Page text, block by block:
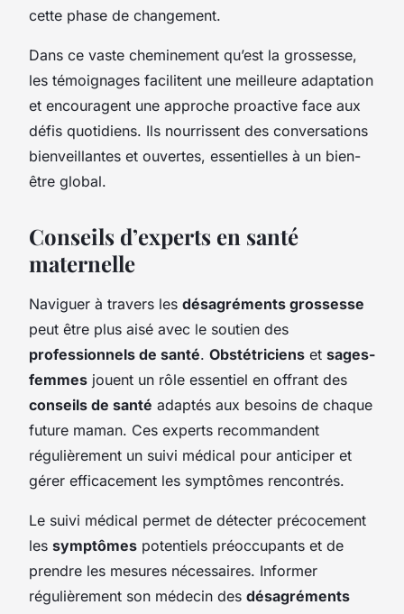
cette phase de changement.
Dans ce vaste cheminement qu’est la grossesse,
les témoignages facilitent une meilleure adaptation
et encouragent une approche proactive face aux
défis quotidiens. Ils nourrissent des conversations
bienveillantes et ouvertes, essentielles à un bien-
être global.
Conseils d’experts en santé
maternelle
Naviguer à travers les désagréments grossesse
peut être plus aisé avec le soutien des
professionnels de santé. Obstétriciens et sages-
femmes jouent un rôle essentiel en offrant des
conseils de santé adaptés aux besoins de chaque
future maman. Ces experts recommandent
régulièrement un suivi médical pour anticiper et
gérer efficacement les symptômes rencontrés.
Le suivi médical permet de détecter précocement
les symptômes potentiels préoccupants et de
prendre les mesures nécessaires. Informer
régulièrement son médecin des désagréments